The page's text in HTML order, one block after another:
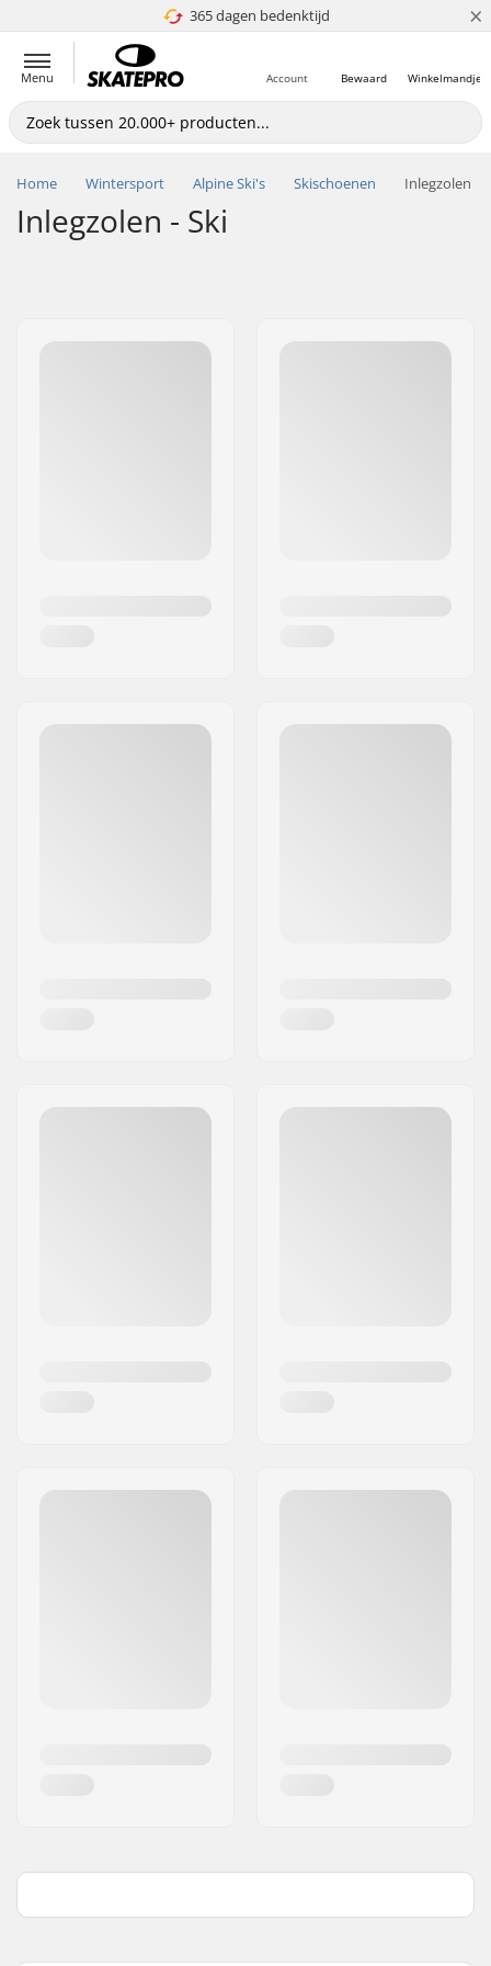
365 dagen bedenktijd
4.8 van 5 ×
Menu Winkelmandje
Bewaard
Account
Home Wintersport Alpine Ski's Skischoenen Inlegzolen
Inlegzolen - Ski